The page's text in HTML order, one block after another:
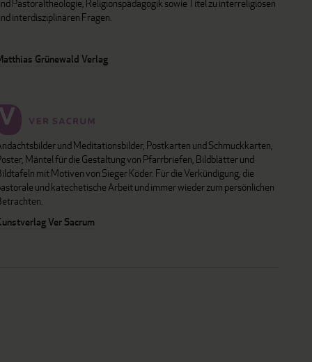
Pastoraltheologie, Religionspädagogik sowie Titel zu interreligiösen
interdisziplinären Fragen.
Grünewald Verlag
und Meditationsbilder, Postkarten und Schmuckkarten,
Mäntel für die Gestaltung von Pfarrbriefen, Bildblätter und
mit Motiven von Sieger Köder. Für die Verkündigung, die
und katechetische Arbeit und immer wieder zum persönlichen
Ver Sacrum